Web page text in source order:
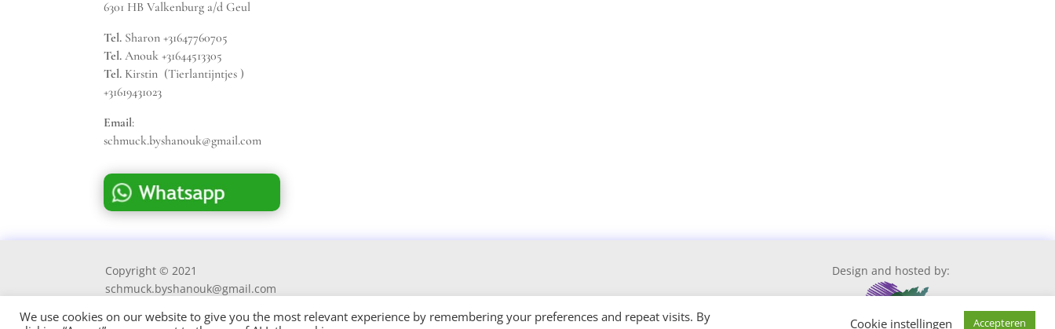
6301 HB Valkenburg a/d Geul
Tel. Sharon +31647760705
Tel. Anouk +31644513305
Tel. Kirstin (Tierlantijntjes )
+31619431023
Email:
schmuck.byshanouk@gmail.com
Copyright © 2021
schmuck.byshanouk@gmail.com
Design and hosted by:
We use cookies on our website to give you the most relevant experience by remembering your preferences and repeat visits. By
Cookie instellingen Accepteren